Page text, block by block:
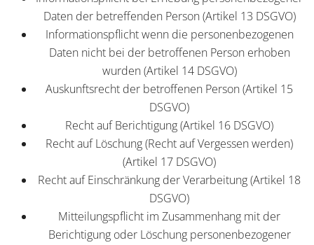
Daten der betreffenden Person (Artikel 13 DSGVO)
Informationspflicht wenn die personenbezogenen
Daten nicht bei der betroffenen Person erhoben
wurden (Artikel 14 DSGVO)
Auskunftsrecht der betroffenen Person (Artikel 15
DSGVO)
Recht auf Berichtigung (Artikel 16 DSGVO)
Recht auf Löschung (Recht auf Vergessen werden)
(Artikel 17 DSGVO)
Recht auf Einschränkung der Verarbeitung (Artikel 18
DSGVO)
Mitteilungspflicht im Zusammenhang mit der
Berichtigung oder Löschung personenbezogener